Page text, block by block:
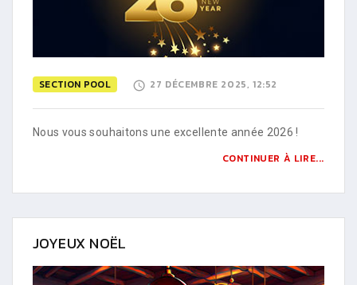
SECTION POOL 27 DÉCEMBRE 2025, 12:52
Nous vous souhaitons une excellente année 2026 !
CONTINUER À LIRE...
JOYEUX NOËL